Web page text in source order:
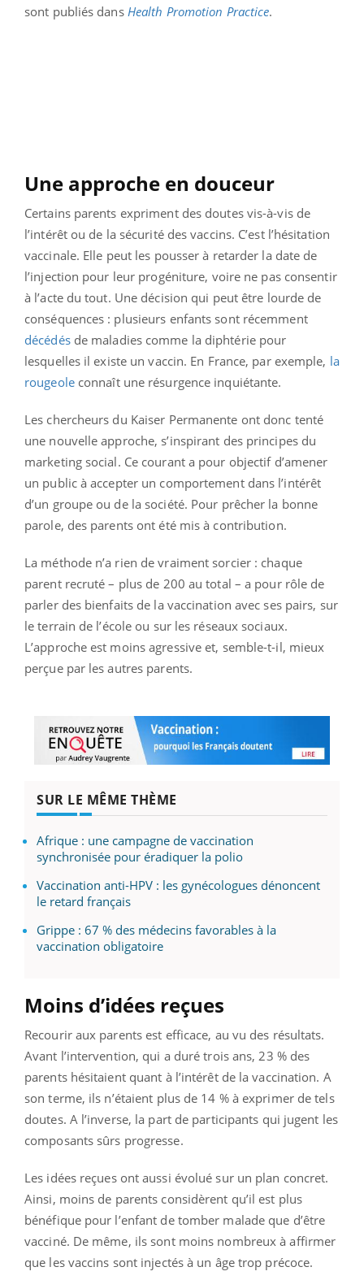
sont publiés dans Health Promotion Practice.
Une approche en douceur
Certains parents expriment des doutes vis-à-vis de
l’intérêt ou de la sécurité des vaccins. C’est l’hésitation
vaccinale. Elle peut les pousser à retarder la date de
l’injection pour leur progéniture, voire ne pas consentir
à l’acte du tout. Une décision qui peut être lourde de
conséquences : plusieurs enfants sont récemment
décédésde maladies comme la diphtérie pour
lesquelles il existe un vaccin. En France, par exemple, la
rougeoleconnaît une résurgence inquiétante.
Les chercheurs du Kaiser Permanente ont donc tenté
une nouvelle approche, s’inspirant des principes du
marketing social. Ce courant a pour objectif d’amener
un public à accepter un comportement dans l’intérêt
d’un groupe ou de la société. Pour prêcher la bonne
parole, des parents ont été mis à contribution.
La méthode n’a rien de vraiment sorcier : chaque
parent recruté – plus de 200 au total – a pour rôle de
parler des bienfaits de la vaccination avec ses pairs, sur
le terrain de l’école ou sur les réseaux sociaux.
L’approche est moins agressive et, semble-t-il, mieux
perçue par les autres parents.
SUR LE MÊME THÈME
Afrique : une campagne de vaccination
synchronisée pour éradiquer la polio
Vaccination anti-HPV : les gynécologues dénoncent
le retard français
Grippe : 67 % des médecins favorables à la
vaccination obligatoire
Moins d’idées reçues
Recourir aux parents est efficace, au vu des résultats.
Avant l’intervention, qui a duré trois ans, 23 % des
parents hésitaient quant à l’intérêt de la vaccination. A
son terme, ils n’étaient plus de 14 % à exprimer de tels
doutes. A l’inverse, la part de participants qui jugent les
composants sûrs progresse.
Les idées reçues ont aussi évolué sur un plan concret.
Ainsi, moins de parents considèrent qu’il est plus
bénéfique pour l’enfant de tomber malade que d’être
vacciné. De même, ils sont moins nombreux à affirmer
que les vaccins sont injectés à un âge trop précoce.